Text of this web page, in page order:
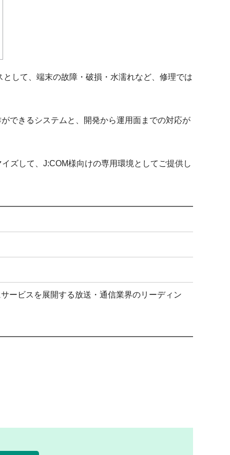
して、端末の故障・破損・水濡れなど、修理では
できるシステムと、開発から運用面までの対応が
ズして、J:COM様向けの専用環境としてご提供し
ービスを展開する放送・通信業界のリーディン